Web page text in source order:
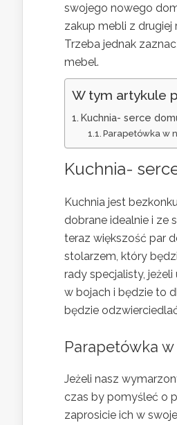
swojego nowego
zakup mebli z
Trzeba jednak
mebel.
W tym artykule
Kuchnia- serce
Parapetówka w
Kuchnia-
Kuchnia jest
dobrane idealnie i ze
teraz większość par
stolarzem, który
rady specjalisty,
w bojach i będzie to
będzie
Parapetówka
Jeżeli nasz
czas by pomyśleć o
zaprosicie ich w